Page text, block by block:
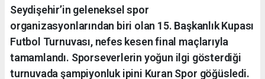
Seydişehir’in geleneksel spor
organizasyonlarından biri olan 15. Başkanlık Kupası
Futbol Turnuvası, nefes kesen final maçlarıyla
tamamlandı. Sporseverlerin yoğun ilgi gösterdiği
turnuvada şampiyonluk ipini Kuran Spor göğüsledi.